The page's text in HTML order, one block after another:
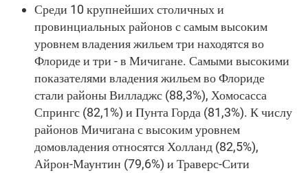
Среди 10 крупнейших столичных и
провинциальных районов с самым высоким
уровнем владения жильем три находятся во
Флориде и три - в Мичигане. Самыми высокими
показателями владения жильем во Флориде
стали районы Вилладжс (88,3%), Хомосасса
Спрингс (82,1%) и Пунта Горда (81,3%). К числу
районов Мичигана с высоким уровнем
домовладения относятся Холланд (82,5%),
Айрон-Маунтин (79,6%) и Траверс-Сити